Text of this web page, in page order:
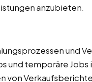
anzubieten.
und
und temporäre Jobs
von